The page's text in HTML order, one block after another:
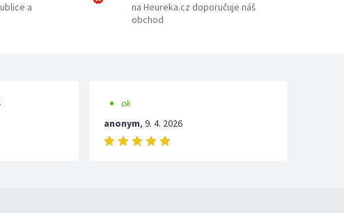
a
na Heureka.cz doporučuje náš
obchod
ok
anonym, 9. 4. 2026